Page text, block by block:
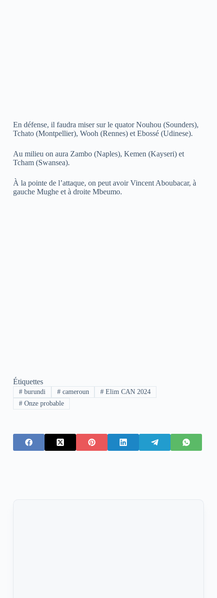
En défense, il faudra miser sur le quator Nouhou (Sounders),
Tchato (Montpellier), Wooh (Rennes) et Ebossé (Udinese).
Au milieu on aura Zambo (Naples), Kemen (Kayseri) et
Tcham (Swansea).
À la pointe de l’attaque, on peut avoir Vincent Aboubacar, à
gauche Mughe et à droite Mbeumo.
Étiquettes
#burundi #cameroun # Elim CAN 2024
#Onze probable